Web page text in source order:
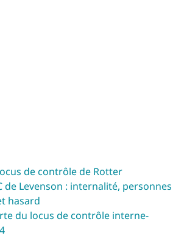
de contrôle de Rotter
de Levenson : internalité, personnes
hasard
du locus de contrôle interne-